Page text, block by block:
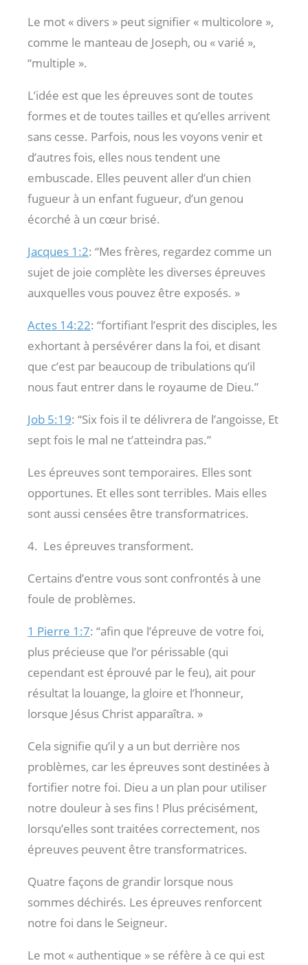
Le mot « divers » peut signifier « multicolore »,
comme le manteau de Joseph, ou « varié »,
“multiple ».
L’idée est que les épreuves sont de toutes
formes et de toutes tailles et qu’elles arrivent
sans cesse. Parfois, nous les voyons venir et
d’autres fois, elles nous tendent une
embuscade. Elles peuvent aller d’un chien
fugueur à un enfant fugueur, d’un genou
écorché à un cœur brisé.
Jacques 1:2: “Mes frères, regardez comme un
sujet de joie complète les diverses épreuves
auxquelles vous pouvez être exposés. »
Actes 14:22: “fortifiant l’esprit des disciples, les
exhortant à persévérer dans la foi, et disant
que c’est par beaucoup de tribulations qu’il
nous faut entrer dans le royaume de Dieu.”
Job 5:19: “Six fois il te délivrera de l’angoisse, Et
sept fois le mal ne t’atteindra pas.”
Les épreuves sont temporaires. Elles sont
opportunes. Et elles sont terribles. Mais elles
sont aussi censées être transformatrices.
4. Les épreuves transforment.
Certains d’entre vous sont confrontés à une
foule de problèmes.
1 Pierre 1:7: “afin que l’épreuve de votre foi,
plus précieuse que l’or périssable (qui
cependant est éprouvé par le feu), ait pour
résultat la louange, la gloire et l’honneur,
lorsque Jésus Christ apparaîtra. »
Cela signifie qu’il y a un but derrière nos
problèmes, car les épreuves sont destinées à
fortifier notre foi. Dieu a un plan pour utiliser
notre douleur à ses fins ! Plus précisément,
lorsqu’elles sont traitées correctement, nos
épreuves peuvent être transformatrices.
Quatre façons de grandir lorsque nous
sommes déchirés. Les épreuves renforcent
notre foi dans le Seigneur.
Le mot « authentique » se réfère à ce qui est